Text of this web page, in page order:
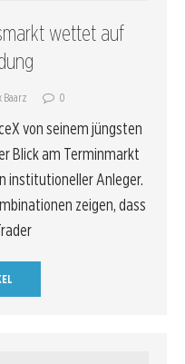
wettet auf
Baarz 0
von seinem jüngsten
Blick am Terminmarkt
institutioneller Anleger.
zeigen, dass